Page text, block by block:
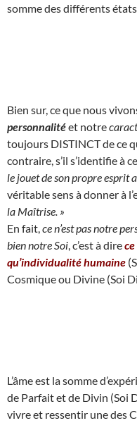
somme des différents
Bien sur, ce que nous
personnalitéet notre
toujours DISTINCT de ce
contraire, s’il s’identifie à
le jouet de son propre esprit
véritable sens à donner à
la Maîtrise. »
En fait, ce n’est pas notre
bien notre Soi , c’est à dire
qu’individualité humaine
Cosmique ou Divine (Soi
L’âme est la somme
de Parfait et de Divin (Soi
vivre et ressentir une des